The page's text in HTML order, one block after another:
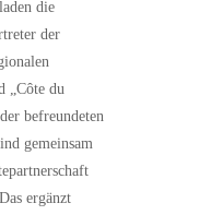
die
der
„Côte du
befreundeten
gemeinsam
ergänzt